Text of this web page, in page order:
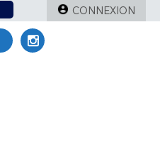
CONNEXION